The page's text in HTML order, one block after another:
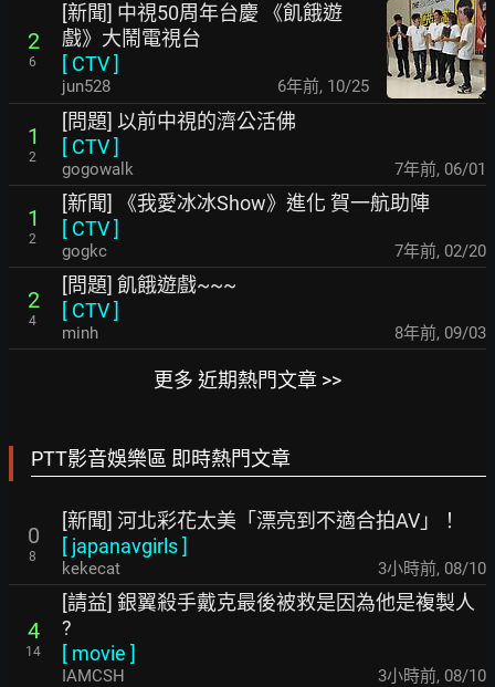
2
6
[新聞] 中視50周年台慶 《飢餓遊
戲》大鬧電視台
[ CTV]
jun528 6年前, 10/25
1
2
[問題] 以前中視的濟公活佛
[ CTV]
gogowalk 7年前, 06/01
1
2
[新聞] 《我愛冰冰Show》進化 賀一航助陣
[ CTV]
gogkc 7年前, 02/20
2
4
[問題] 飢餓遊戲~~~
[ CTV]
minh 8年前, 09/03
更多 近期熱門文章 >>
PTT影音娛樂區 即時熱門文章
0
8
[新聞] 河北彩花太美「漂亮到不適合拍AV」！
[ japanavgirls]
kekecat 3小時前, 08/10
4
14
[請益] 銀翼殺手戴克最後被救是因為他是複製人
?
[ movie ]
IAMCSH 3小時前, 08/10